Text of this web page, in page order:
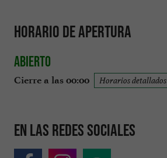
Horario de apertura
Abierto
Cierre a las 00:00 Horarios detallados
En las redes sociales